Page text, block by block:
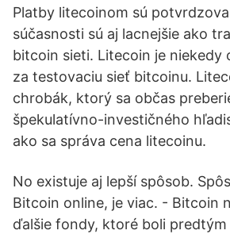
Platby litecoinom sú
súčasnosti sú aj lacnejšie ako
bitcoin sieti. Litecoin je niekedy
za testovaciu sieť bitcoinu.
chrobák, ktorý sa občas
špekulatívno-investičného
ako sa správa cena litecoinu.
No existuje aj lepší spôsob.
Bitcoin online, je viac. - Bitcoin
ďalšie fondy, ktoré boli predtým